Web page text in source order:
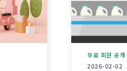
2026-02-02
무료 회원 공개